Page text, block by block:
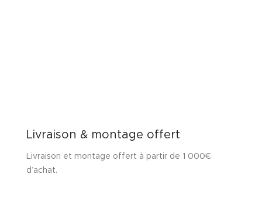
Livraison & montage offert
Livraison et montage offert à partir de 1 000€
d’achat.